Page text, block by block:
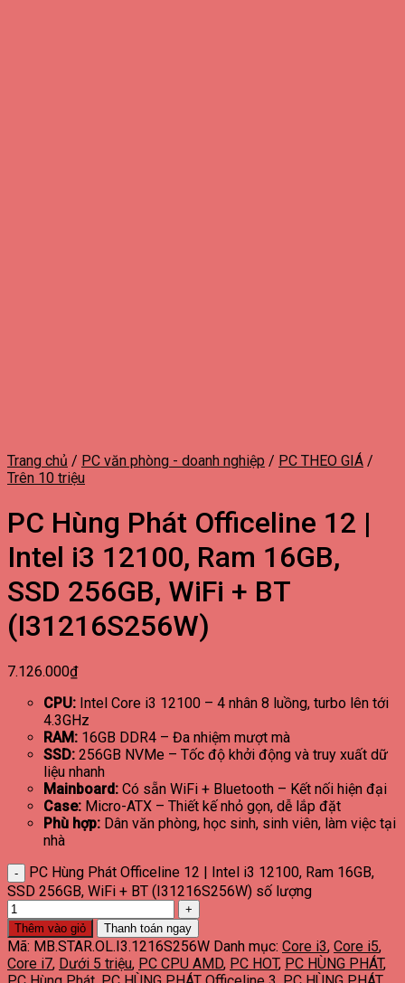
Trang chủ / PC văn phòng - doanh nghiệp / PC THEO GIÁ /
Trên 10 triệu
PC Hùng Phát Officeline 12 |
Intel i3 12100, Ram 16GB,
SSD 256GB, WiFi + BT
(I31216S256W)
7.126.000₫
CPU: Intel Core i3 12100 – 4 nhân 8 luồng, turbo lên tới
4.3GHz
RAM: 16GB DDR4 – Đa nhiệm mượt mà
SSD: 256GB NVMe – Tốc độ khởi động và truy xuất dữ
liệu nhanh
Mainboard: Có sẵn WiFi + Bluetooth – Kết nối hiện đại
Case: Micro-ATX – Thiết kế nhỏ gọn, dễ lắp đặt
Phù hợp: Dân văn phòng, học sinh, sinh viên, làm việc tại
nhà
PC Hùng Phát Officeline 12 | Intel i3 12100, Ram 16GB,
SSD 256GB, WiFi + BT (I31216S256W) số lượng
Thêm vào giỏ Thanh toán ngay
Mã: MB.STAR.OL.I3.1216S256W Danh mục: Core i3, Core i5,
Core i7, Dưới 5 triệu, PC CPU AMD, PC HOT, PC HÙNG PHÁT,